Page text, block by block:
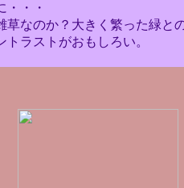
・・・
草なのか？大きく繁った緑と
トラストがおもしろい。